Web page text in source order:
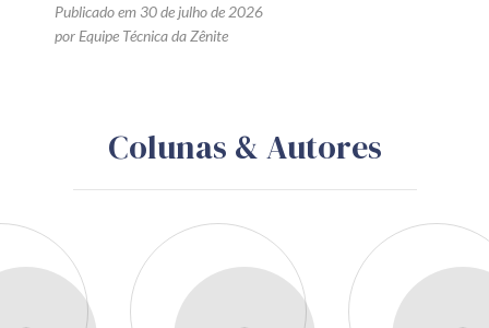
Publicado em 30 de julho de 2026
por Equipe Técnica da Zênite
Colunas & Autores